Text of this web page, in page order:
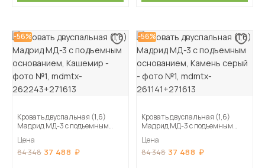
-56%
Кровать двуспальная (1,6)
Мадрид МД-3 с подъемным
Цена
84 348 37 488
-56%
Кровать двуспальная (1,6)
Мадрид МД-3 с подъемным
Цена
84 348 37 488